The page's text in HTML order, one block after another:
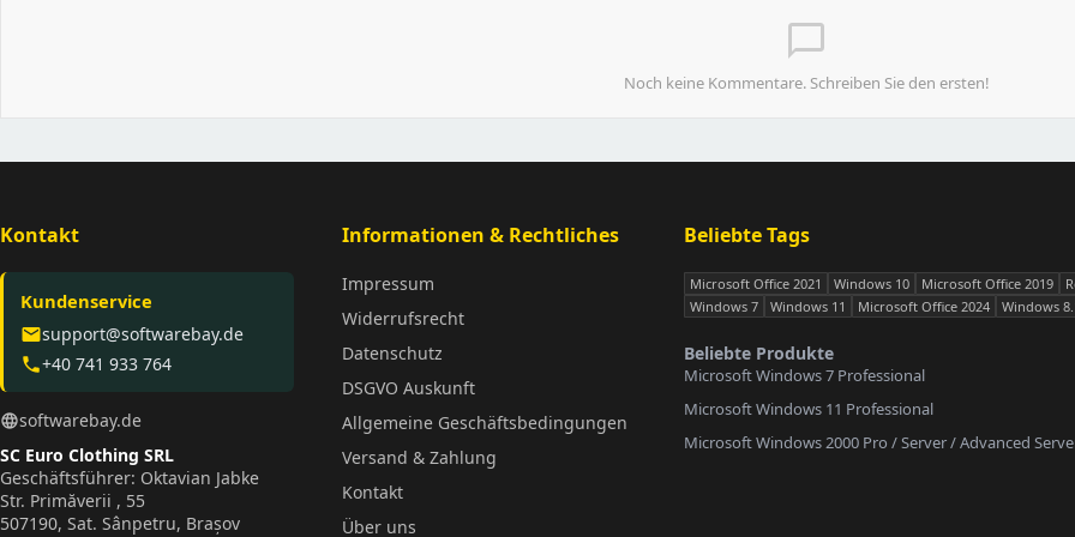
chat_bubble_outline
Noch keine Kommentare. Schreiben Sie den ersten!
Kontakt
Kundenservice
emailsupport@softwarebay.de
phone+40 741 933 764
languagesoftwarebay.de
SC Euro Clothing SRL
Geschäftsführer: Oktavian Jabke
Str. Primăverii , 55
507190, Sat. Sânpetru, Brașov
Informationen & Rechtliches
Impressum
Widerrufsrecht
Datenschutz
DSGVO Auskunft
Allgemeine Geschäftsbedingungen
Versand & Zahlung
Kontakt
Über uns
Beliebte Tags
Microsoft Office 2021 Windows 10 Microsoft Office 2019
Windows 7
Windows 11 Microsoft Office 2024 Windows
Beliebte Produkte
Microsoft Windows 7 Professional
Microsoft Windows 11 Professional
Microsoft Windows 2000 Pro / Server / Advanced